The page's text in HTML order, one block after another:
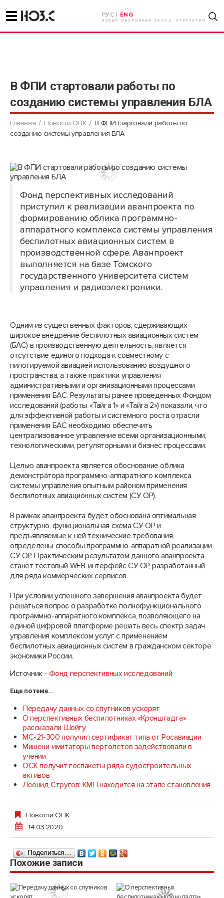
РУС | ENG
НОВЫЙ ОБОРОННЫЙ ЗАКАЗ. СТРАТЕГИИ
В ФПИ стартовали работы по
созданию системы управления БЛА
Главная Новости ОПК
В ФПИ стартовали работы по
созданию системы управления БЛА
Фонд перспективных исследований
приступил к реализации аванпроекта по
формированию облика программно-
аппаратного комплекса системы управления
беспилотных авиационных систем в
производственной сфере. Аванпроект
выполняется на базе Томского
государственного университета систем
управления и радиоэлектроники.
Одним из существенных факторов, сдерживающих
широкое внедрение беспилотных авиационных систем
(БАС) в производственную деятельность, является
отсутствие единого подхода к совместному с
пилотируемой авиацией использованию воздушного
пространства, а также практики управления
административными и организационными процессами
применения БАС. Результаты ранее проведенных Фондом
исследований (работы «Тайга 1» и «Тайга 2») показали, что
для эффективной работы и системного роста отрасли
применения БАС необходимо обеспечить
централизованное управление всеми организационными,
технологическими, регуляторными и бизнес процессами.
Целью аванпроекта является обоснование облика
демонстратора программно-аппаратного комплекса
системы управления опытным районом применения
беспилотных авиационных систем (СУ ОР).
В рамках аванпроекта будет обоснована оптимальная
структурно-функциональная схема СУ ОР и
предъявляемые к ней технические требования,
определены способы программно-аппаратной реализации
СУ ОР. Практическим результатом данного аванпроекта
станет тестовый WEB-интерфейс СУ ОР, разработанный
для ряда коммерческих сервисов.
При условии успешного завершения аванпроекта будет
решаться вопрос о разработке полнофункционального
программно-аппаратного комплекса, позволяющего на
единой цифровой платформе решать весь спектр задач
управления комплексом услуг с применением
беспилотных авиационных систем в гражданском секторе
экономики России.
Источник - Фонд перспективных исследований
Еще по теме...
Передачу данных со спутников ускорят
О перспективных беспилотниках «Кронштадта»
рассказали Шойгу
МС-21-300 получил сертификат типа от Росавиации
Мишени-имитаторы вертолетов задействовали в
учении
ОСК получит госпакеты ряда судостроительных
активов
Леонид Стругов: КМП находится на этапе становления
Новости ОПК
14.03.2020
Поделиться…
Похожие записи